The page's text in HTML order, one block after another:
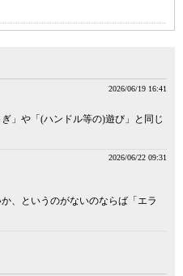
2026/06/19 16:41
」や「(ハンドル等の)遊び」と同じ
2026/06/22 09:31
、というのがないのならば「エラ